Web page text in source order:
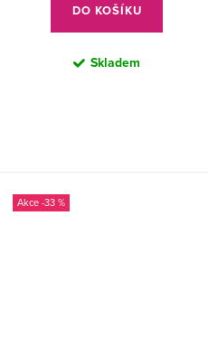
DO KOŠÍKU
Skladem
-33 %